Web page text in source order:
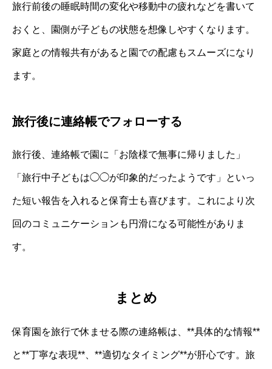
旅行前後の睡眠時間の変化や移動中の疲れなどを書いて
おくと、園側が子どもの状態を想像しやすくなります。
家庭との情報共有があると園での配慮もスムーズになり
ます。
旅行後に連絡帳でフォローする
旅行後、連絡帳で園に「お陰様で無事に帰りました」
「旅行中子どもは◯◯が印象的だったようです」といっ
た短い報告を入れると保育士も喜びます。これにより次
回のコミュニケーションも円滑になる可能性がありま
す。
まとめ
保育園を旅行で休ませる際の連絡帳は、**具体的な情報**
と**丁寧な表現**、**適切なタイミング**が肝心です。旅